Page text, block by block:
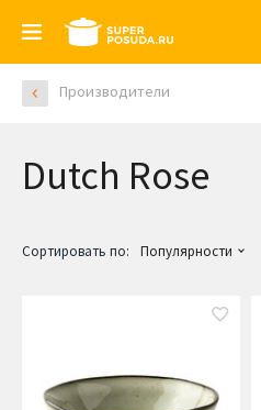
Производители
Dutch Rose
Сортировать по: Популярности